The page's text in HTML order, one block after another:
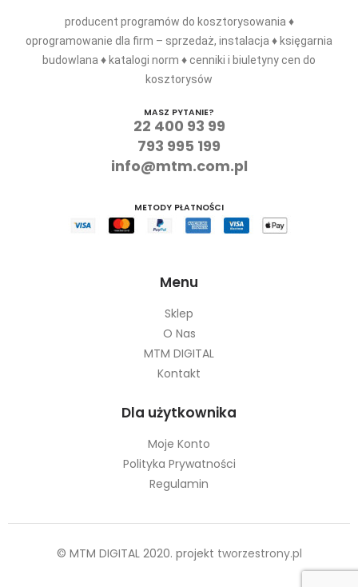
budowlana ♦ katalogi norm ♦ cenniki i biuletyny cen do
kosztorysów
MASZ PYTANIE?
22 400 93 99
793 995 199
info@mtm.com.pl
METODY PŁATNOŚCI
Sklep
MTM DIGITAL
Kontakt
Dla użytkownika
Moje Konto
Regulamin